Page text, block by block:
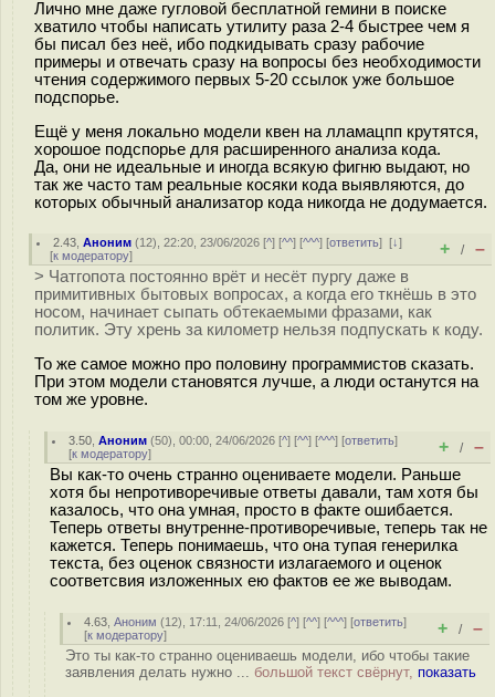
Лично мне даже гугловой бесплатной гемини в поиске
хватило чтобы написать утилиту раза 2-4 быстрее чем я
бы писал без неё, ибо подкидывать сразу рабочие
примеры и отвечать сразу на вопросы без необходимости
чтения содержимого первых 5-20 ссылок уже большое
подспорье.
Ещё у меня локально модели квен на лламацпп крутятся,
хорошое подспорье для расширенного анализа кода.
Да, они не идеальные и иногда всякую фигню выдают, но
так же часто там реальные косяки кода выявляются, до
которых обычный анализатор кода никогда не додумается.
2.43 ,Аноним (12), 22:20, 23/06/2026 [^] [^^] [^^^] [ответить][↓]
[к модератору] + / –
> Чатгопота постоянно врёт и несёт пургу даже в
примитивных бытовых вопросах, а когда его ткнёшь в это
носом, начинает сыпать обтекаемыми фразами, как
политик. Эту хрень за километр нельзя подпускать к коду.
То же самое можно про половину программистов сказать.
При этом модели становятся лучше, а люди останутся на
том же уровне.
3.50 ,Аноним (50), 00:00, 24/06/2026 [^] [^^] [^^^] [ответить]
[к модератору] + / –
Вы как-то очень странно оцениваете модели. Раньше
хотя бы непротиворечивые ответы давали, там хотя бы
казалось, что она умная, просто в факте ошибается.
Теперь ответы внутренне-противоречивые, теперь так не
кажется. Теперь понимаешь, что она тупая генерилка
текста, без оценок связности излагаемого и оценок
соответсвия изложенных ею фактов ее же выводам.
4.63 ,Аноним (12), 17:11, 24/06/2026 [^] [^^] [^^^] [ответить]
[к модератору] + / –
Это ты как-то странно оцениваешь модели, ибо чтобы такие
заявления делать нужно ... большой текст свёрнут, показать